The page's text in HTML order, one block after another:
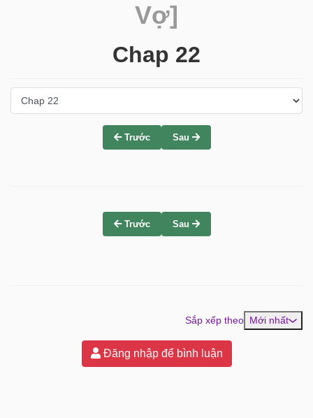
Vợ]
Chap 22
Trước Sau
Trước Sau
Sắp xếp theo Mới nhất
Đăng nhập để bình luận